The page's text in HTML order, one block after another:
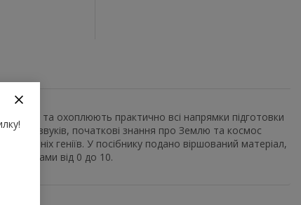
та охоплюють практично всі напрямки підготовки
звуків, початкові знання про Землю та космос
геніїв. У посібнику подано віршований матеріал,
числами від 0 до 10.